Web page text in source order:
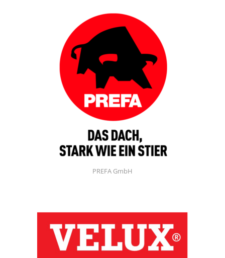
PREFA GmbH